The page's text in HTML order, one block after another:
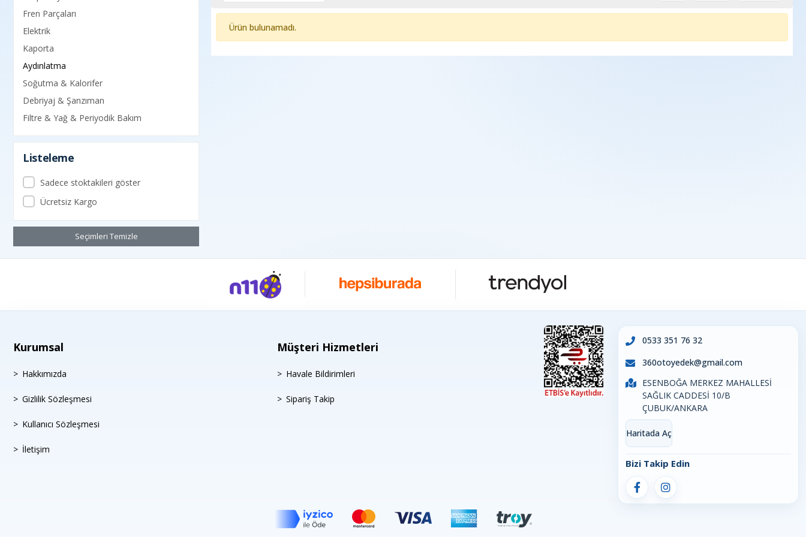
Fren Parçaları
Elektrik
Kaporta
Aydınlatma
Soğutma & Kalorifer
Debriyaj & Şanzıman
Filtre & Yağ & Periyodik Bakım
Listeleme
Sadece stoktakileri göster
Ücretsiz Kargo
Seçimleri Temizle
Ürün bulunamadı.
Kurumsal
Hakkımızda
Gizlilik Sözleşmesi
Kullanıcı Sözleşmesi
İletişim
Müşteri Hizmetleri
Havale Bildirimleri
Sipariş Takip
0533 351 76 32
360otoyedek@gmail.com
ESENBOĞA MERKEZ MAHALLESİ
SAĞLIK CADDESİ 10/B
ÇUBUK/ANKARA
Haritada Aç
Bizi Takip Edin